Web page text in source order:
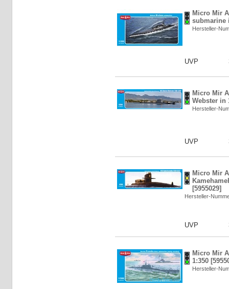
Micro Mir
submarine
Hersteller-
UVP
Micro Mir
Webster in
Hersteller-
UVP
Micro Mir
[5955029]
Hersteller-
UVP
Micro Mir
1:350
Hersteller-